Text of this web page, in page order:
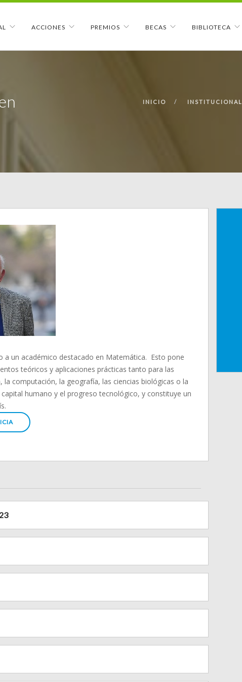
ACCIONES PREMIOS BECAS BIBLIOTECA
INICIO INSTITUCIONAL
a un académico destacado en Matemática. Esto pone
teóricos y aplicaciones prácticas tanto para las
computación, la geografía, las ciencias biológicas o la
humano y el progreso tecnológico, y constituye un